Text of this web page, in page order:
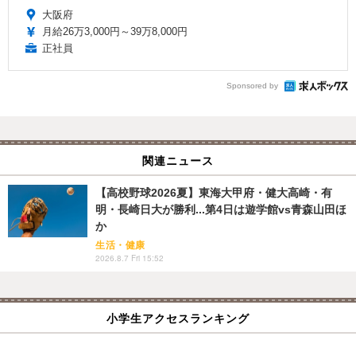
大阪府
月給26万3,000円～39万8,000円
正社員
Sponsored by
関連ニュース
【高校野球2026夏】東海大甲府・健大高崎・有
明・長崎日大が勝利...第4日は遊学館vs青森山田ほ
か
生活・健康
2026.8.7 Fri 15:52
小学生アクセスランキング